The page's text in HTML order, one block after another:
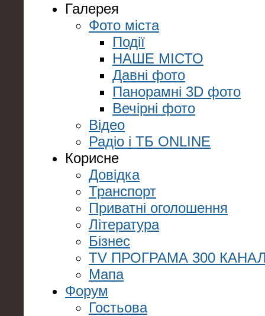
Галерея
Фото міста
Події
НАШЕ МІСТО
Давні фото
Панорамні 3D фото
Вечірні фото
Відео
Радіо і ТБ ONLINE
Корисне
Довідка
Транспорт
Приватні оголошення
Література
Бізнес
TV ПРОГРАМА 300
Мапа
Форум
Гостьова